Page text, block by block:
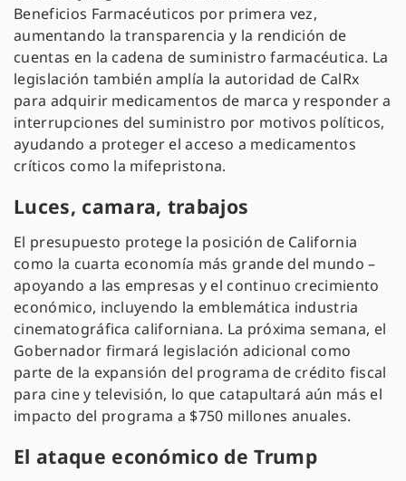
Beneficios Farmacéuticos por primera vez,
aumentando la transparencia y la rendición de
cuentas en la cadena de suministro farmacéutica. La
legislación también amplía la autoridad de CalRx
para adquirir medicamentos de marca y responder a
interrupciones del suministro por motivos políticos,
ayudando a proteger el acceso a medicamentos
críticos como la mifepristona.
Luces, camara, trabajos
El presupuesto protege la posición de California
como la cuarta economía más grande del mundo –
apoyando a las empresas y el continuo crecimiento
económico, incluyendo la emblemática industria
cinematográfica californiana. La próxima semana, el
Gobernador firmará legislación adicional como
parte de la expansión del programa de crédito fiscal
para cine y televisión, lo que catapultará aún más el
impacto del programa a $750 millones anuales.
El ataque económico de Trump